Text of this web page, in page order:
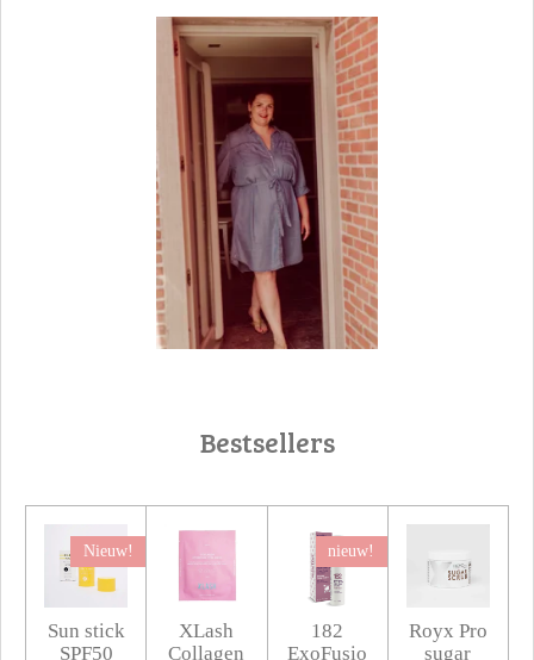
Bestsellers
Nieuw!
Sun stick
SPF50
XLash
Collagen
nieuw!
182
ExoFusio
Royx Pro
sugar